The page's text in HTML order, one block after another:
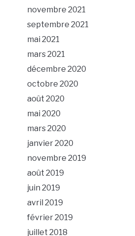
novembre 2021
septembre 2021
mai 2021
mars 2021
décembre 2020
octobre 2020
août 2020
mai 2020
mars 2020
janvier 2020
novembre 2019
août 2019
juin 2019
avril 2019
février 2019
juillet 2018